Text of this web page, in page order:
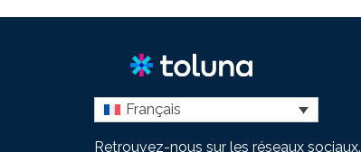
Français
Retrouvez-nous sur les réseaux sociaux.